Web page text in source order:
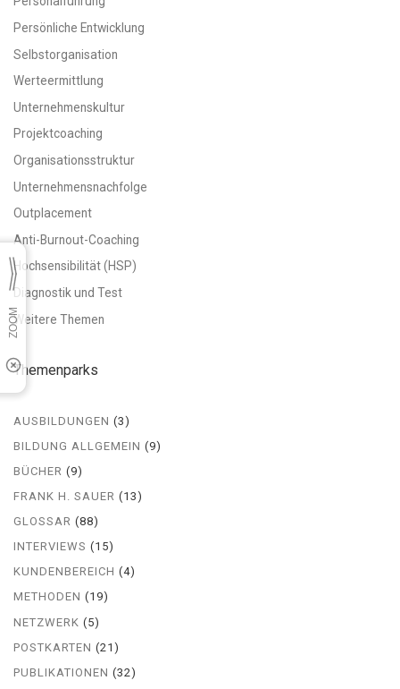
Persönliche Entwicklung
Selbstorganisation
Werteermittlung
Unternehmenskultur
Projektcoaching
Organisationsstruktur
Unternehmensnachfolge
Outplacement
Anti-Burnout-Coaching
Hochsensibilität (HSP)
Diagnostik und Test
Weitere Themen
Themenparks
AUSBILDUNGEN (3)
BILDUNG ALLGEMEIN (9)
BÜCHER (9)
FRANK H. SAUER (13)
GLOSSAR (88)
INTERVIEWS (15)
KUNDENBEREICH (4)
METHODEN (19)
NETZWERK (5)
POSTKARTEN (21)
PUBLIKATIONEN (32)